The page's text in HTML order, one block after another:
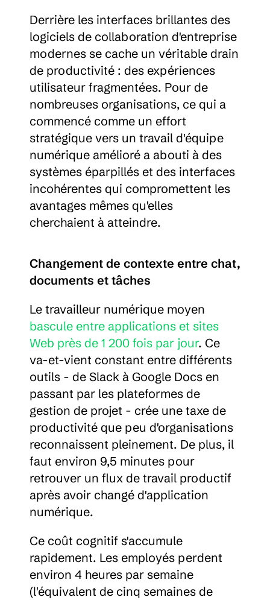
Derrière les interfaces brillantes des
logiciels de collaboration d'entreprise
modernes se cache un véritable drain
de productivité : des expériences
utilisateur fragmentées. Pour de
nombreuses organisations, ce qui a
commencé comme un effort
stratégique vers un travail d'équipe
numérique amélioré a abouti à des
systèmes éparpillés et des interfaces
incohérentes qui compromettent les
avantages mêmes qu'elles
cherchaient à atteindre.
Changement de contexte entre chat,
documents et tâches
bascule entre applications et sites
Web près de 1 200 fois par jour. Ce
va-et-vient constant entre différents
outils - de Slack à Google Docs en
passant par les plateformes de
gestion de projet - crée une taxe de
productivité que peu d'organisations
reconnaissent pleinement. De plus, il
faut environ 9,5 minutes pour
retrouver un flux de travail productif
après avoir changé d'application
numérique.
Ce coût cognitif s'accumule
rapidement. Les employés perdent
environ 4 heures par semaine
(l'équivalent de cinq semaines de